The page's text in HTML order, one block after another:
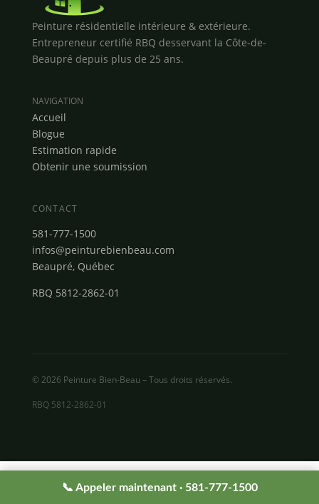
Peinture résidentielle intérieure & extérieure.
Entrepreneur certifié RBQ desservant la Côte-de-
Beaupré depuis plus de 25 ans.
NAVIGATION
Accueil
Blogue
Estimation rapide
Obtenir une soumission
CONTACT
581-777-1500
infos@peinturebienbeau.com
Beaupré, Québec
RBQ 5812-2862-01
© 2026 Peinture Bien-Beau – Tous droits réservés.
RBQ 5812-2862-01
📞 Appeler maintenant · 581-777-1500